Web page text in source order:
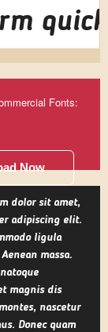
Fonts:
Now
dolor sit amet,
adipiscing elit.
ligula
massa.
magnis dis
nascetur
Donec quam